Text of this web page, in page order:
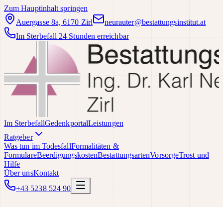
Zum Hauptinhalt springen
Auergasse 8a, 6170 Zirl
neurauter@bestattungsinstitut.at
Im Sterbefall 24 Stunden erreichbar
Im SterbefallGedenkportalLeistungen
Ratgeber
Was tun im TodesfallFormalitäten &
FormulareBeerdigungskostenBestattungsartenVorsorgeTrost und
Hilfe
Über unsKontakt
+43 5238 524 90